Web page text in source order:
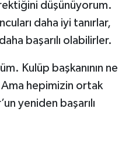
düşünüyorum.
daha iyi tanırlar,
başarılı olabilirler.
Kulüp başkanının ne
hepimizin ortak
yeniden başarılı